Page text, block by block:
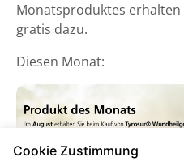
Monatsproduktes erhalten
gratis dazu.
Diesen Monat:
Cookie Zustimmung